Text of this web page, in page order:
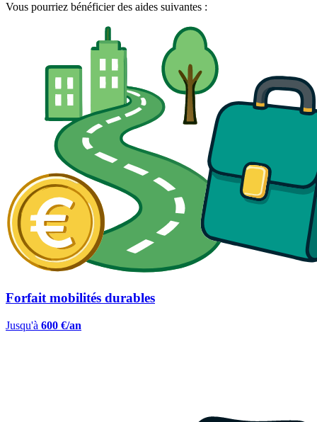
Vous pourriez bénéficier des aides suivantes :
Forfait mobilités durables
Jusqu'à 600 €/an